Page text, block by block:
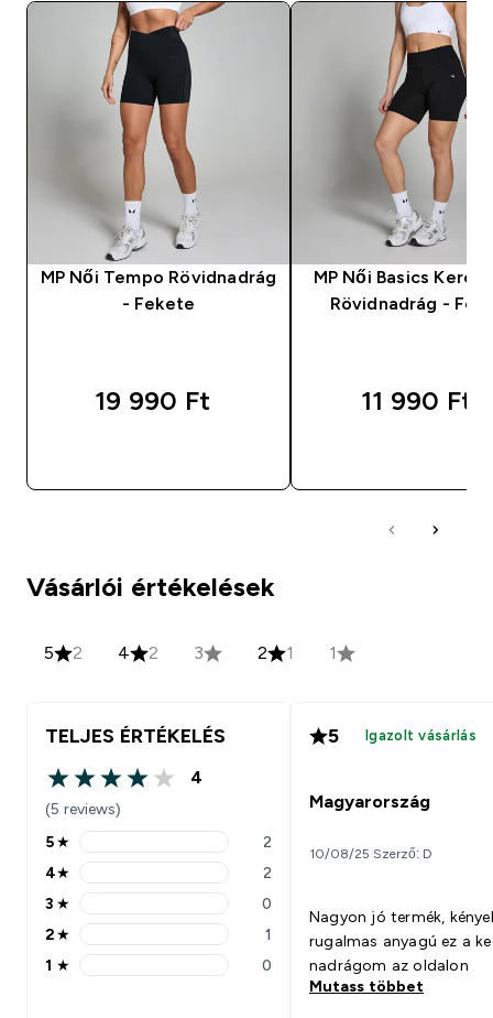
MP Női Tempo Rövidnadrág
- Fekete
19 990 Ft‎
MP Női Basics
Rövidnadrág -
11 990 Ft‎
Vásárlói értékelések
5 2 4 2 3 2 1 1
TELJES ÉRTÉKELÉS
4 out of 5 stars
4
(5 reviews)
5 stars rating 2 reviews
5★ 2
4 stars rating 2 reviews
4★ 2
3 stars rating 0 reviews
3 ★ 0
2 stars rating 1 reviews
2★ 1
1 stars rating 0 reviews
1 ★ 0
5 Igazolt vásárlás
Magyarország
10/08/25 Szerző: D
Nagyon jó termék,
rugalmas anyagú ez a
nadrágom az oldalon
Mutass többet